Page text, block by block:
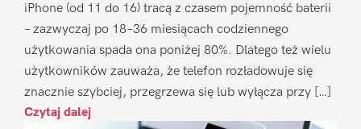
iPhone (od 11 do 16) tracą z czasem pojemność baterii
– zazwyczaj po 18–36 miesiącach codziennego
użytkowania spada ona poniżej 80%. Dlatego też wielu
użytkowników zauważa, że telefon rozładowuje się
znacznie szybciej, przegrzewa się lub wyłącza przy […]
Czytaj dalej